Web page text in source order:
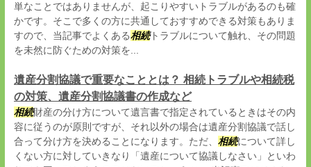
単なことではありませんが、起こりやすいトラブルがあるのも確
かです。そこで多くの方に共通しておすすめできる対策もありま
すので、当記事でよくある相続トラブルについて触れ、その問題
を未然に防ぐための対策を...
遺産分割協議で重要なこととは？ 相続トラブルや相続税
の対策、遺産分割協議書の作成など
相続財産の分け方について遺言書で指定されているときはその内
容に従うのが原則ですが、それ以外の場合は遺産分割協議で話し
合って分け方を決めることになります。ただ、 相続について詳し
くない方に対していきなり「遺産について協議しなさい」といわ